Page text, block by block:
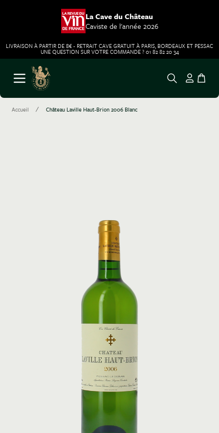
La Cave du Château
Caviste de l'année 2026
LIVRAISON À PARTIR DE 8€ - RETRAIT CAVE GRATUIT À PARIS, BORDEAUX ET PESSAC
UNE QUESTION SUR VOTRE COMMANDE ? 01 82 82 20 34
Aller au contenu
Ouvrir le menu
Accueil / Château Laville Haut-Brion 2006 Blanc